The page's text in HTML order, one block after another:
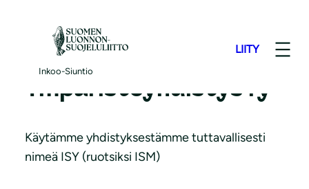
Inkoo-Siuntio
LIITY
Inkoon-Siuntion
Ympäristöyhdistys ry
Käytämme yhdistyksestämme tuttavallisesti
nimeä ISY (ruotsiksi ISM)